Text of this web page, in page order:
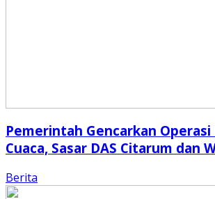
Pemerintah Gencarkan
Cuaca, Sasar DAS Citarum dan
Berita